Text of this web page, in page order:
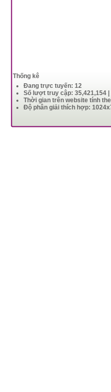
Thống kê
Đang trực tuyến: 12
Số lượt truy cập: 35,421,154
Thời gian trên website tính
Độ phân giải thích hợp: